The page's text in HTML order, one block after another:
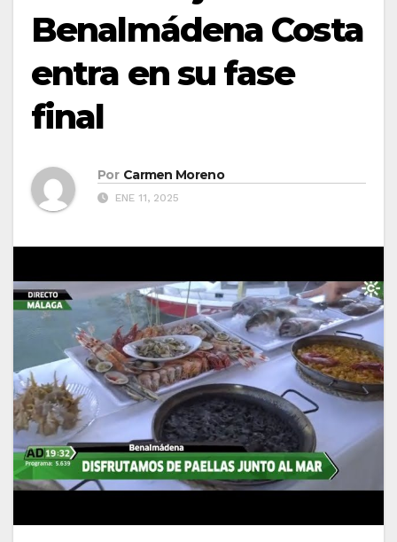
Benalmádena Costa
entra en su fase
final
Por Carmen Moreno
ENE 11, 2025